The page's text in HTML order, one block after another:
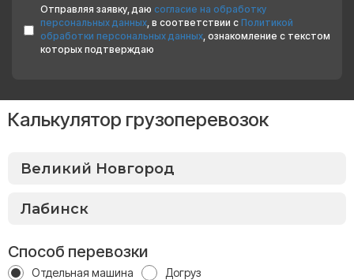
Отправляя заявку, даю согласие на обработку
персональных данных, в соответствии с Политикой
обработки персональных данных, ознакомление с текстом
которых подтверждаю
Калькулятор грузоперевозок
Способ перевозки
Отдельная машина Догруз